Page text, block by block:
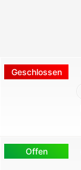
Geschlossen
Offen